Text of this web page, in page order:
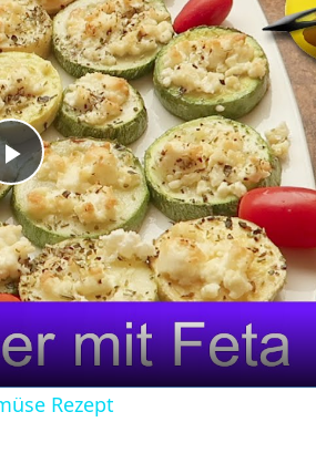
Play
Video
Rezept